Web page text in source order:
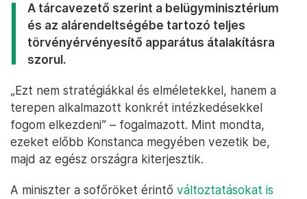
A tárcavezető szerint a belügyminisztérium
és az alárendeltségébe tartozó teljes
törvényérvényesítő apparátus átalakításra
szorul.
„Ezt nem stratégiákkal és elméletekkel, hanem a
terepen alkalmazott konkrét intézkedésekkel
fogom elkezdeni” – fogalmazott. Mint mondta,
ezeket előbb Konstanca megyében vezetik be,
majd az egész országra kiterjesztik.
A miniszter a sofőröket érintő változtatásokat is